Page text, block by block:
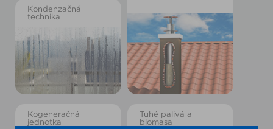
Kondenzačná
technika
Kogeneračná
jednotka
Tuhé palivá a
biomasa